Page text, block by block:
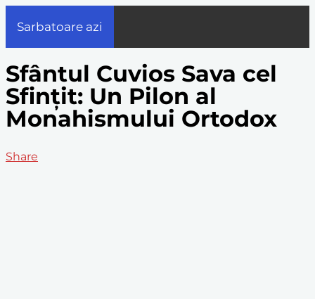
Sarbatoare azi
Sfântul Cuvios Sava cel
Sfințit: Un Pilon al
Monahismului Ortodox
Share